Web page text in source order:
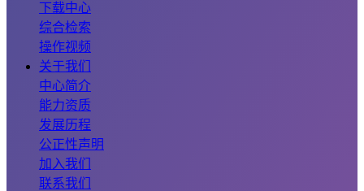
下载中心
综合检索
操作视频
关于我们
中心简介
能力资质
发展历程
公正性声明
加入我们
联系我们